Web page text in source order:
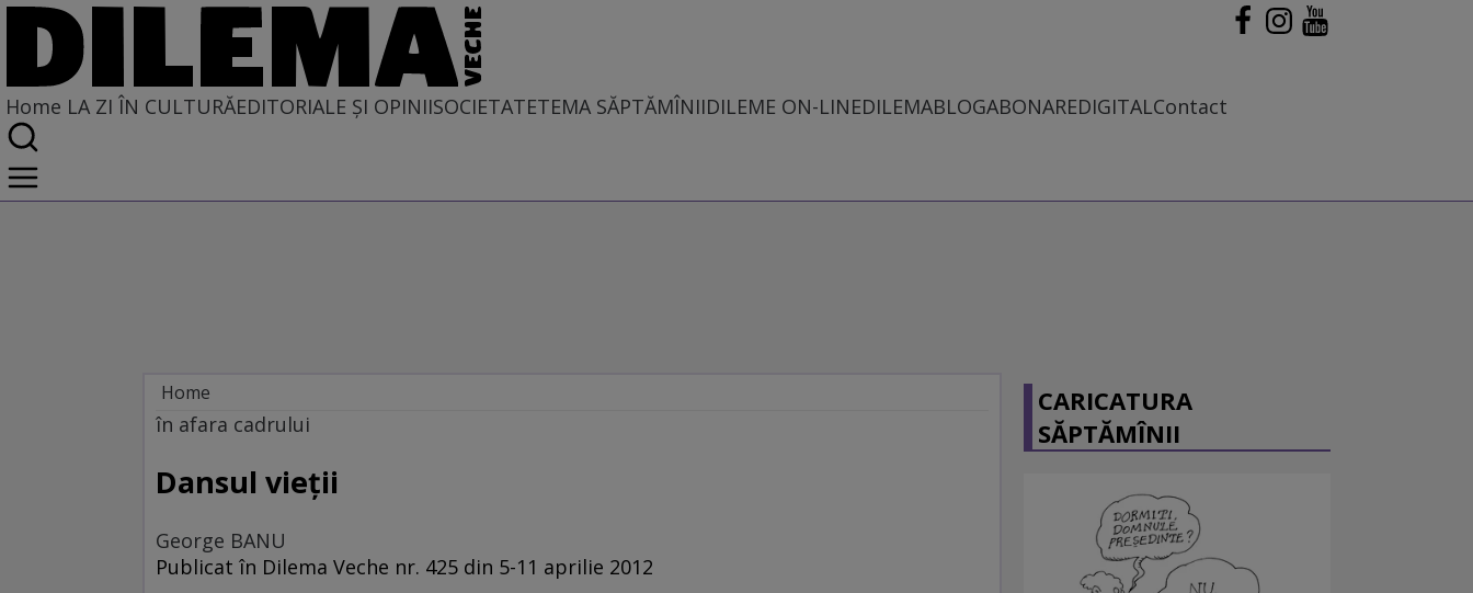
Home LA ZI ÎN CULTURĂEDITORIALE ȘI OPINIISOCIETATETEMA SĂPTĂMÎNIIDILEME ON-LINEDILEMABLOGABONAREDIGITALContact
Home
La zi în cultură
în afara cadrului
Dansul vieţii
George BANU
Publicat în Dilema Veche nr. 425 din 5-11 aprilie 2012
CARICATURA
SĂPTĂMÎNII